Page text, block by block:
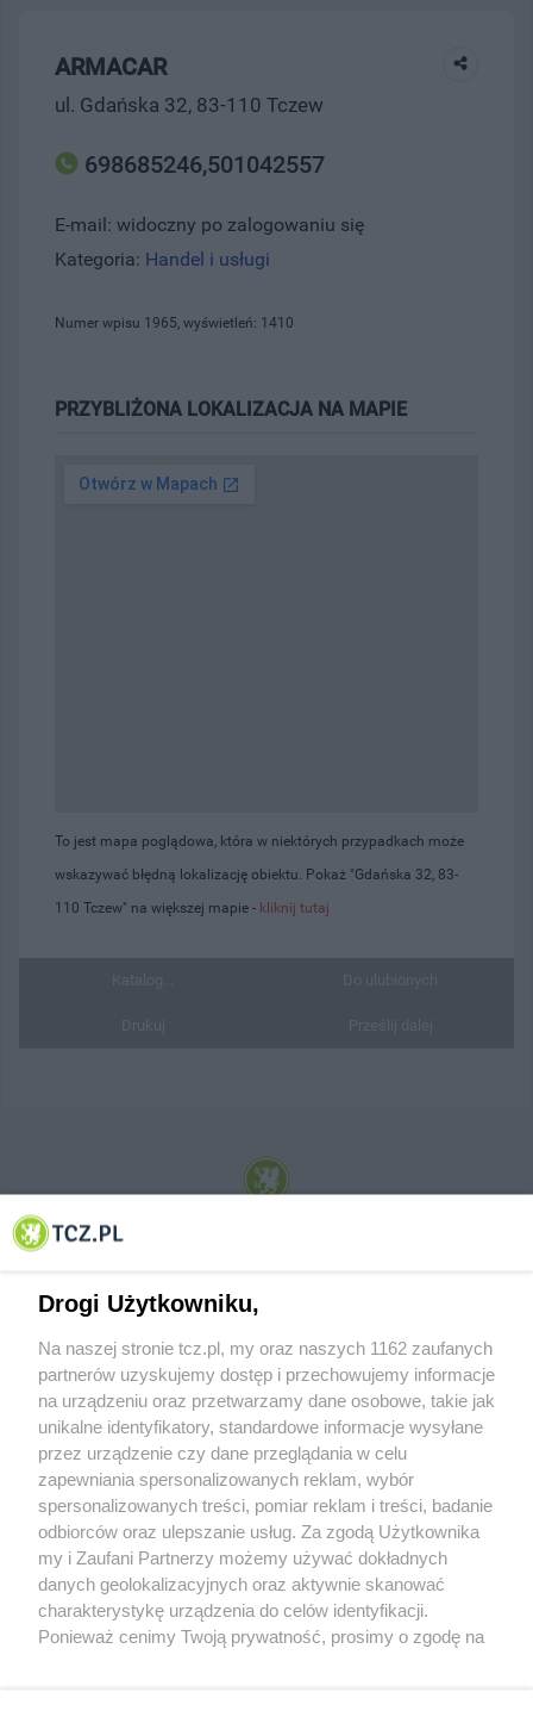
ARMACAR
ul. Gdańska 32, 83-110 Tczew
698685246,501042557
E-mail: widoczny po zalogowaniu się
Kategoria: Handel i usługi
Numer wpisu 1965, wyświetleń: 1410
PRZYBLIŻONA LOKALIZACJA NA MAPIE
To jest mapa poglądowa, która w niektórych przypadkach może
wskazywać błędną lokalizację obiektu. Pokaż "Gdańska 32, 83-
110 Tczew" na większej mapie - kliknij tutaj
© 2001-2026 Tczew - TCZ.PL Sp. z o.o. Internetowy Serwis Informacyjny Miasta
O FIRMIE POLITYKA PRYWATNOŚCI HOSTING
REKLAMA WSPÓŁPRACA RSS FACEBOOK KONTAKT
Nasze serwisy
Aktualności
Tcz24
Muzyka i kultura
Archiwum wydarzeń
Drogi Użytkowniku,
Na naszej stronie tcz.pl, my oraz naszych 1162 zaufanych
partnerów uzyskujemy dostęp i przechowujemy informacje
na urządzeniu oraz przetwarzamy dane osobowe, takie jak
unikalne identyfikatory, standardowe informacje wysyłane
przez urządzenie czy dane przeglądania w celu
zapewniania spersonalizowanych reklam, wybór
spersonalizowanych treści, pomiar reklam i treści, badanie
odbiorców oraz ulepszanie usług. Za zgodą Użytkownika
my i Zaufani Partnerzy możemy używać dokładnych
danych geolokalizacyjnych oraz aktywnie skanować
charakterystykę urządzenia do celów identyfikacji.
Ponieważ cenimy Twoją prywatność, prosimy o zgodę na